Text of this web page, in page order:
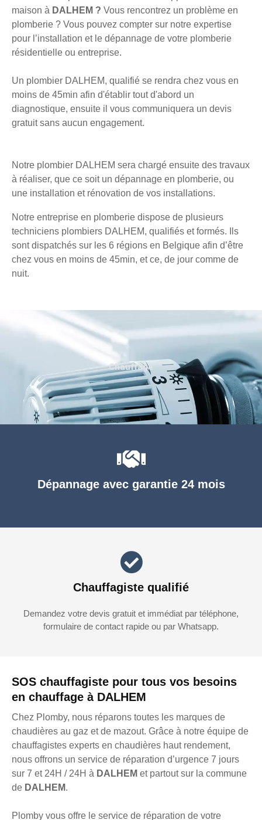
maison à DALHEM ? Vous rencontrez un problème en
plomberie ? Vous pouvez compter sur notre expertise
pour l’installation et le dépannage de votre plomberie
résidentielle ou entreprise.
Un plombier DALHEM, qualifié se rendra chez vous en
moins de 45min afin d'établir tout d'abord un
diagnostique, ensuite il vous communiquera un devis
gratuit sans aucun engagement.
Notre plombier DALHEM sera chargé ensuite des travaux
à réaliser, que ce soit un dépannage en plomberie, ou
une installation et rénovation de vos installations.
Notre entreprise en plomberie dispose de plusieurs
techniciens plombiers DALHEM, qualifiés et formés. Ils
sont dispatchés sur les 6 régions en Belgique afin d’être
chez vous en moins de 45min, et ce, de jour comme de
nuit.
SOS chauffagiste pour tous vos besoins
en chauffage à DALHEM
Chez Plomby, nous réparons toutes les marques de
chaudières au gaz et de mazout. Grâce à notre équipe de
chauffagistes experts en chaudières haut rendement,
nous offrons un service de réparation d’urgence 7 jours
sur 7 et 24H / 24H à DALHEM et partout sur la commune
de DALHEM.
Plomby vous offre le service de réparation de votre
Dépannage avec garantie 24 mois
Chauffagiste qualifié
Demandez votre devis gratuit et immédiat par téléphone,
formulaire de contact rapide ou par Whatsapp.
Chauffage